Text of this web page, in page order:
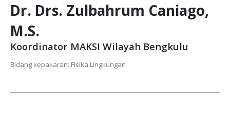
Dr. Drs. Zulbahrum Caniago,
M.S.
Koordinator MAKSI Wilayah Bengkulu
Bidang kepakaran: Fisika Lingkungan